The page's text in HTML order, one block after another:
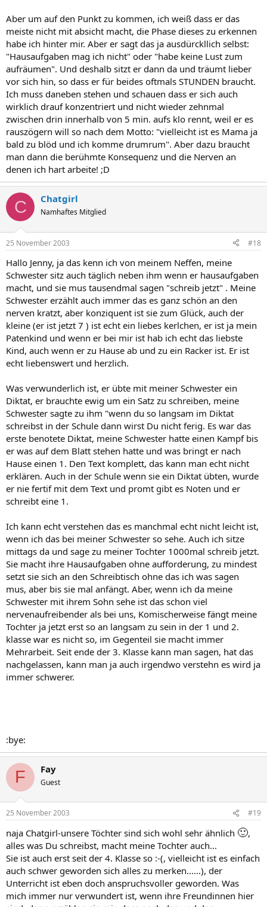
Aber um auf den Punkt zu kommen, ich weiß dass er das
meiste nicht mit absicht macht, die Phase dieses zu erkennen
habe ich hinter mir. Aber er sagt das ja ausdürckllich selbst:
"Hausaufgaben mag ich nicht" oder "habe keine Lust zum
aufräumen". Und deshalb sitzt er dann da und träumt lieber
vor sich hin, so dass er für beides oftmals STUNDEN braucht.
Ich muss daneben stehen und schauen dass er sich auch
wirklich drauf konzentriert und nicht wieder zehnmal
zwischen drin innerhalb von 5 min. aufs klo rennt, weil er es
rauszögern will so nach dem Motto: "vielleicht ist es Mama ja
bald zu blöd und ich komme drumrum". Aber dazu braucht
man dann die berühmte Konsequenz und die Nerven an
denen ich hart arbeite! ;D
C Chatgirl
Namhaftes Mitglied
25 November 2003 #18
Hallo Jenny, ja das kenn ich von meinem Neffen, meine
Schwester sitz auch täglich neben ihm wenn er hausaufgaben
macht, und sie mus tausendmal sagen "schreib jetzt" . Meine
Schwester erzählt auch immer das es ganz schön an den
nerven kratzt, aber konziquent ist sie zum Glück, auch der
kleine (er ist jetzt 7 ) ist echt ein liebes kerlchen, er ist ja mein
Patenkind und wenn er bei mir ist hab ich echt das liebste
Kind, auch wenn er zu Hause ab und zu ein Racker ist. Er ist
echt liebenswert und herzlich.
Was verwunderlich ist, er übte mit meiner Schwester ein
Diktat, er brauchte ewig um ein Satz zu schreiben, meine
Schwester sagte zu ihm "wenn du so langsam im Diktat
schreibst in der Schule dann wirst Du nicht ferig. Es war das
erste benotete Diktat, meine Schwester hatte einen Kampf bis
er was auf dem Blatt stehen hatte und was bringt er nach
Hause einen 1. Den Text komplett, das kann man echt nicht
erklären. Auch in der Schule wenn sie ein Diktat übten, wurde
er nie fertif mit dem Text und promt gibt es Noten und er
schreibt eine 1.
Ich kann echt verstehen das es manchmal echt nicht leicht ist,
wenn ich das bei meiner Schwester so sehe. Auch ich sitze
mittags da und sage zu meiner Tochter 1000mal schreib jetzt.
Sie macht ihre Hausaufgaben ohne aufforderung, zu mindest
setzt sie sich an den Schreibtisch ohne das ich was sagen
mus, aber bis sie mal anfängt. Aber, wenn ich da meine
Schwester mit ihrem Sohn sehe ist das schon viel
nervenaufreibender als bei uns, Komischerweise fängt meine
Tochter ja jetzt erst so an langsam zu sein in der 1 und 2.
klasse war es nicht so, im Gegenteil sie macht immer
Mehrarbeit. Seit ende der 3. Klasse kann man sagen, hat das
nachgelassen, kann man ja auch irgendwo verstehn es wird ja
immer schwerer.
:bye:
F Fay
Guest
25 November 2003 #19
naja Chatgirl-unsere Töchter sind sich wohl sehr ähnlich 🙂,
alles was Du schreibst, macht meine Tochter auch...
Sie ist auch erst seit der 4. Klasse so :-(, vielleicht ist es einfach
auch schwer geworden sich alles zu merken......), der
Unterricht ist eben doch anspruchsvoller geworden. Was
mich immer nur verwundert ist, wenn ihre Freundinnen hier